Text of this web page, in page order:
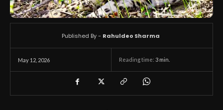
May 12, 2026 Reading time: 3 min.
Published By - Rahuldeo Sharma